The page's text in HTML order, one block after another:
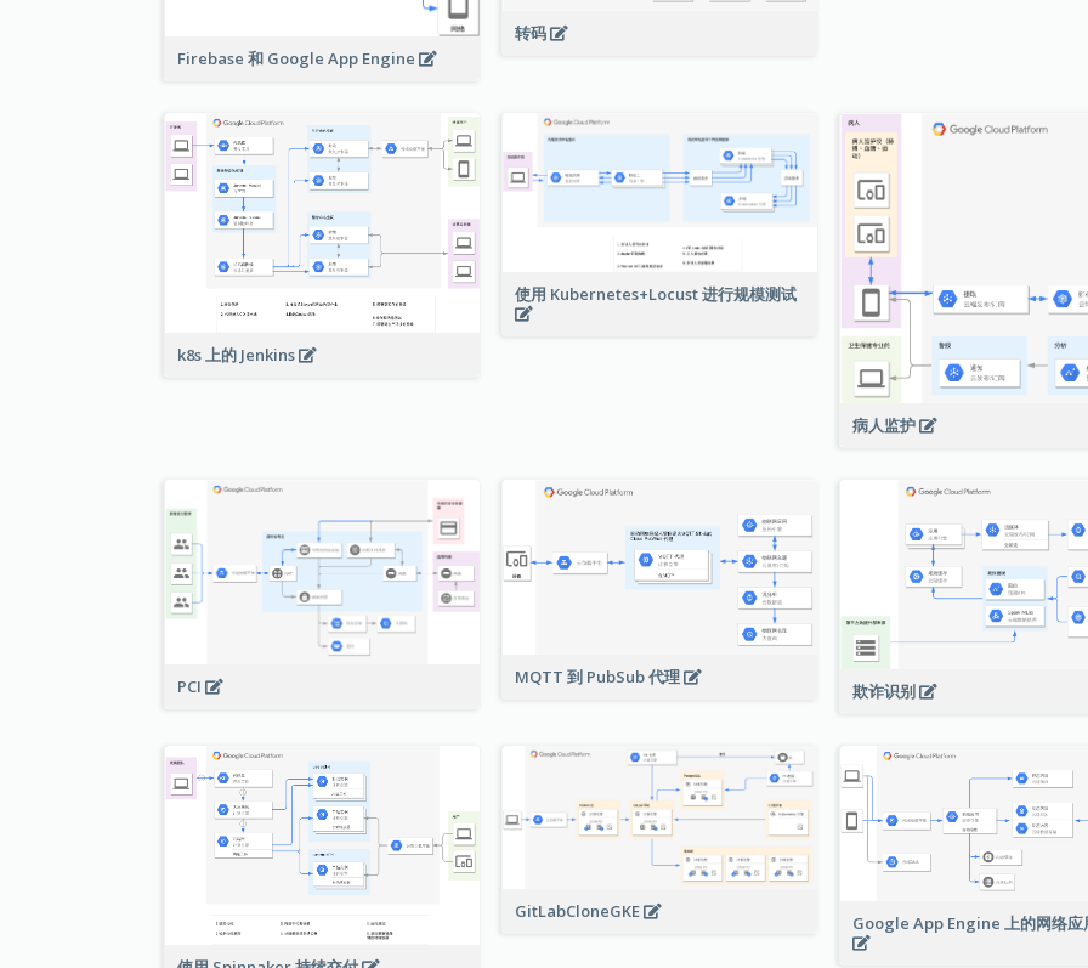
Firebase 和 Google App Engine
转码
k8s 上的 Jenkins
使用 Kubernetes+Locust 进行规模测试
病人监护
PCI MQTT 到 PubSub 代理
欺诈识别
GitLabCloneGKE
Google App Engine 上的网络